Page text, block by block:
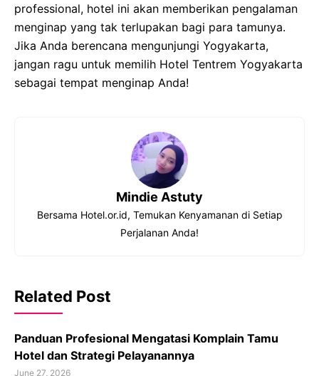
professional, hotel ini akan memberikan pengalaman
menginap yang tak terlupakan bagi para tamunya.
Jika Anda berencana mengunjungi Yogyakarta,
jangan ragu untuk memilih Hotel Tentrem Yogyakarta
sebagai tempat menginap Anda!
Mindie Astuty
Bersama Hotel.or.id, Temukan Kenyamanan di Setiap
Perjalanan Anda!
Related Post
Panduan Profesional Mengatasi Komplain Tamu
Hotel dan Strategi Pelayanannya
June 27, 2026